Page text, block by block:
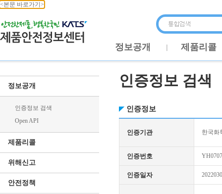
<본문 바로가기>
정보공개 제품리콜
정보공개
인증정보 검색
Open API
제품리콜
위해신고
안전정책
인증정보 검색
인증정보
인증기관 한국화
인증번호
인증일자